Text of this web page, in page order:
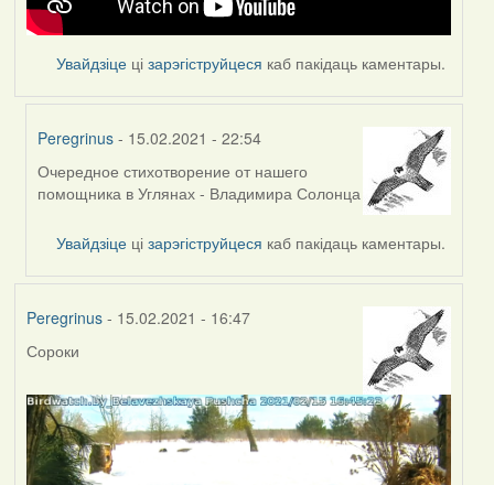
Увайдзіце цізарэгіструйцеся каб пакідаць каментары.
Peregrinus - 15.02.2021 - 22:54
In
reply
Очередное стихотворение от нашего
помощника в Углянах - Владимира Солонца
Увайдзіце цізарэгіструйцеся каб пакідаць каментары.
Peregrinus- 15.02.2021 - 16:47
Сороки